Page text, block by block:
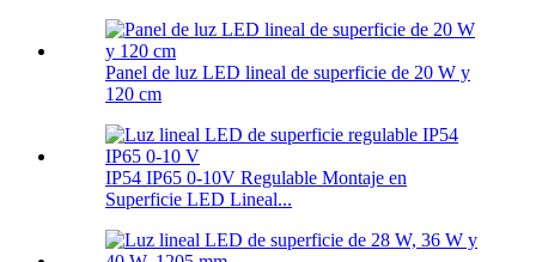
Panel de luz LED lineal de superficie de 20 W y
120 cm
IP54 IP65 0-10V Regulable Montaje en
Superficie LED Lineal...